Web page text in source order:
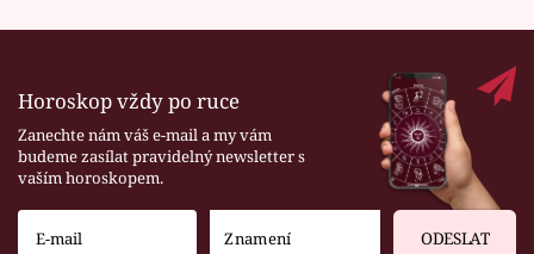
Horoskop vždy po ruce
Zanechte nám váš e-mail a my vám
budeme zasílat pravidelný newsletter s
vaším horoskopem.
ODESLAT